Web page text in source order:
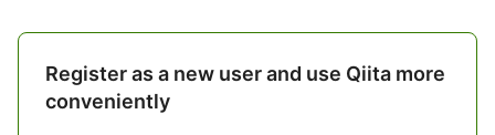
Register as a new user and use Qiita more
conveniently